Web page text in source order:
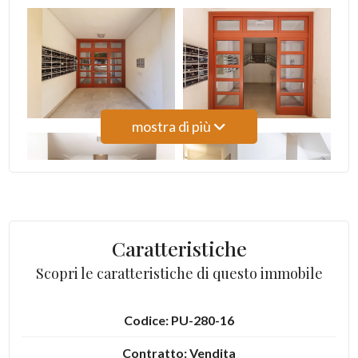
mostra di più
Caratteristiche
Scopri le caratteristiche di questo immobile
Codice: PU-280-16
Contratto: Vendita
4
5+
multiscelta